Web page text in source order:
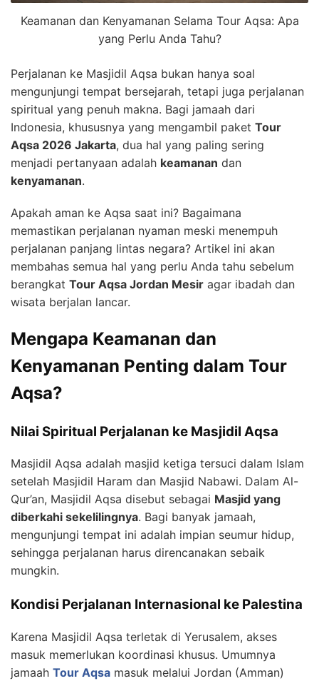
Keamanan dan Kenyamanan Selama Tour Aqsa: Apa
yang Perlu Anda Tahu?
Perjalanan ke Masjidil Aqsa bukan hanya soal
mengunjungi tempat bersejarah, tetapi juga perjalanan
spiritual yang penuh makna. Bagi jamaah dari
Indonesia, khususnya yang mengambil paket Tour
Aqsa 2026 Jakarta, dua hal yang paling sering
menjadi pertanyaan adalah keamanan dan
kenyamanan.
Apakah aman ke Aqsa saat ini? Bagaimana
memastikan perjalanan nyaman meski menempuh
perjalanan panjang lintas negara? Artikel ini akan
membahas semua hal yang perlu Anda tahu sebelum
berangkat Tour Aqsa Jordan Mesir agar ibadah dan
wisata berjalan lancar.
Mengapa Keamanan dan
Kenyamanan Penting dalam Tour
Aqsa?
Nilai Spiritual Perjalanan ke Masjidil Aqsa
Masjidil Aqsa adalah masjid ketiga tersuci dalam Islam
setelah Masjidil Haram dan Masjid Nabawi. Dalam Al-
Qur’an, Masjidil Aqsa disebut sebagai Masjid yang
diberkahi sekelilingnya. Bagi banyak jamaah,
mengunjungi tempat ini adalah impian seumur hidup,
sehingga perjalanan harus direncanakan sebaik
mungkin.
Kondisi Perjalanan Internasional ke Palestina
Karena Masjidil Aqsa terletak di Yerusalem, akses
masuk memerlukan koordinasi khusus. Umumnya
jamaah Tour Aqsa masuk melalui Jordan (Amman)